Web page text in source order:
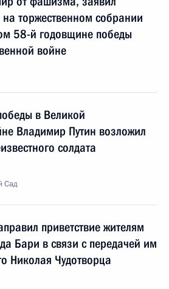
торжественном собрании
58-й годовщине победы
войне
в Великой
Владимир Путин возложил
солдата
Сад
приветствие жителям
Бари в связи с передачей им
Николая Чудотворца